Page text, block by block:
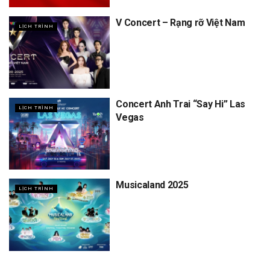
LỊCH TRÌNH V Concert – Rạng rỡ Việt Nam
LỊCH TRÌNH
Concert Anh Trai “Say Hi” Las
Vegas
LỊCH TRÌNH Musicaland 2025